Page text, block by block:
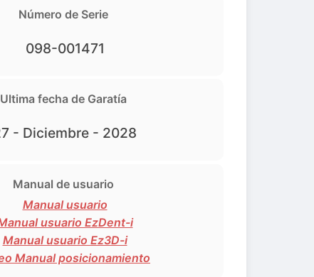
Número de Serie
098-001471
Ultima fecha de Garatía
- Diciembre - 2028
Manual de usuario
Manual usuario
usuario EzDent-i
Manual usuario Ez3D-i
Manual posicionamiento